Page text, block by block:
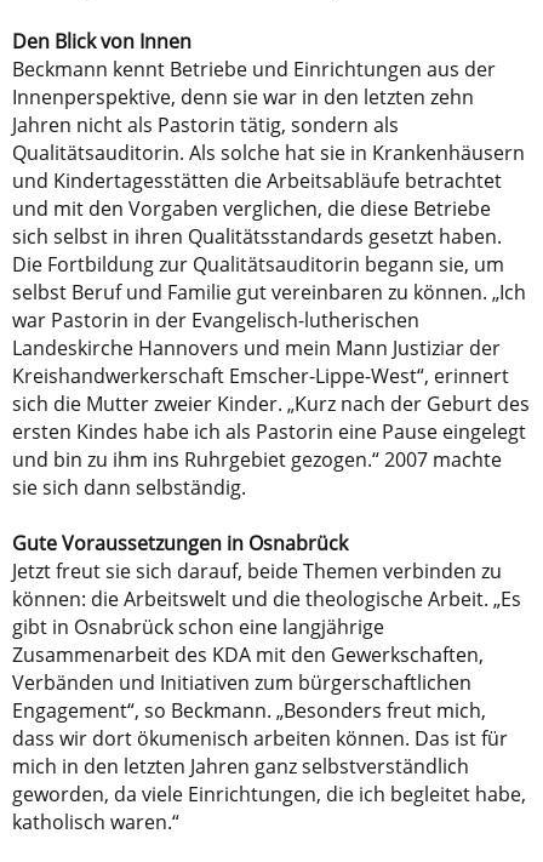
Den Blick von Innen
Beckmann kennt Betriebe und Einrichtungen aus der
Innenperspektive, denn sie war in den letzten zehn
Jahren nicht als Pastorin tätig, sondern als
Qualitätsauditorin. Als solche hat sie in Krankenhäusern
und Kindertagesstätten die Arbeitsabläufe betrachtet
und mit den Vorgaben verglichen, die diese Betriebe
sich selbst in ihren Qualitätsstandards gesetzt haben.
Die Fortbildung zur Qualitätsauditorin begann sie, um
selbst Beruf und Familie gut vereinbaren zu können. „Ich
war Pastorin in der Evangelisch-lutherischen
Landeskirche Hannovers und mein Mann Justiziar der
Kreishandwerkerschaft Emscher-Lippe-West“, erinnert
sich die Mutter zweier Kinder. „Kurz nach der Geburt des
ersten Kindes habe ich als Pastorin eine Pause eingelegt
und bin zu ihm ins Ruhrgebiet gezogen.“ 2007 machte
sie sich dann selbständig.
Gute Voraussetzungen in Osnabrück
Jetzt freut sie sich darauf, beide Themen verbinden zu
können: die Arbeitswelt und die theologische Arbeit. „Es
gibt in Osnabrück schon eine langjährige
Zusammenarbeit des KDA mit den Gewerkschaften,
Verbänden und Initiativen zum bürgerschaftlichen
Engagement“, so Beckmann. „Besonders freut mich,
dass wir dort ökumenisch arbeiten können. Das ist für
mich in den letzten Jahren ganz selbstverständlich
geworden, da viele Einrichtungen, die ich begleitet habe,
katholisch waren.“